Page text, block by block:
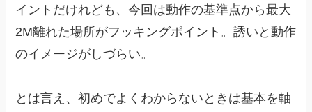
イントだけれども、今回は動作の基準点から最大
2M離れた場所がフッキングポイント。誘いと動作
のイメージがしづらい。
とは言え、初めでよくわからないときは基本を軸